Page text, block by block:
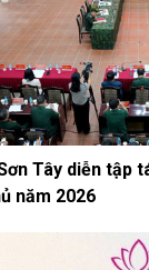
Tây diễn tập
năm 2026